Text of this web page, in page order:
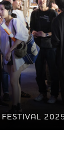
FESTIVAL